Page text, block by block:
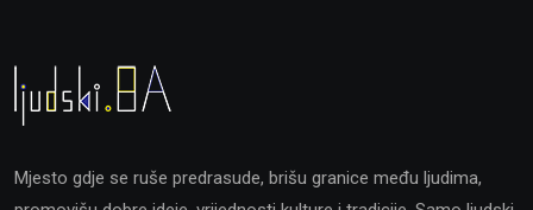
Mjesto gdje se ruše predrasude, brišu granice među ljudima,